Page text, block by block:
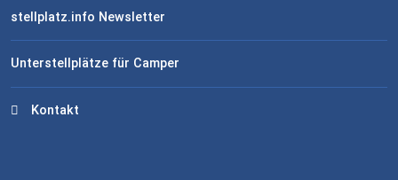
stellplatz.info Newsletter
Unterstellplätze für Camper
Kontakt